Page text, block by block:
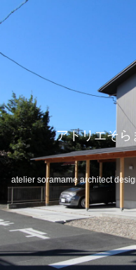
アトリエそら
atelier soramame architect